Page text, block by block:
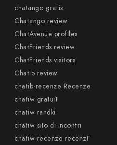
chatango gratis
Chatango review
ChatAvenue profiles
ChatFriends review
ChatFriends visitors
Chatib review
chatib-recenze Recenze
chatiw gratuit
chatiw randki
chatiw sito di incontri
chatiw-recenze recenzГ­